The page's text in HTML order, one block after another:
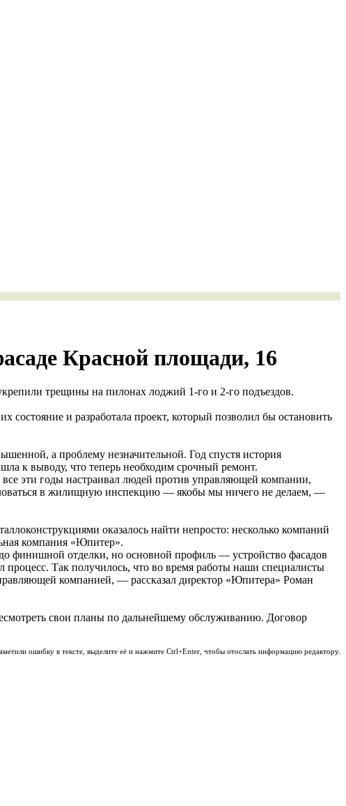
Красной площади, 16
трещины на пилонах лоджий 1-го и 2-го подъездов.
и разработала проект, который позволил бы остановить
а проблему незначительной. Год спустя история
к выводу, что теперь необходим срочный ремонт.
эти годы настраивал людей против управляющей компании,
в жилищную инспекцию — якобы мы ничего не делаем, —
оказалось найти непросто: несколько компаний
компания «Юпитер».
финишной отделки, но основной профиль — устройство фасадов
Так получилось, что во время работы наши специалисты
компанией, — рассказал директор «Юпитера» Роман
свои планы по дальнейшему обслуживанию. Договор
ошибку в тексте, выделите её и нажмите Ctrl+Enter, чтобы отослать информацию редактору.